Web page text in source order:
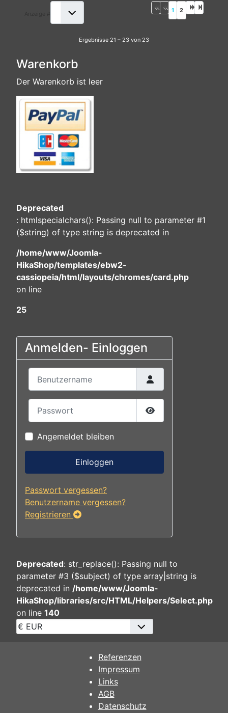
1 2
Ergebnisse 21 – 23 von 23
Warenkorb
Der Warenkorb ist leer
Deprecated
: htmlspecialchars(): Passing null to parameter #1
($string) of type string is deprecated in
/home/www/Joomla-
HikaShop/templates/ebw2-
cassiopeia/html/layouts/chromes/card.php
on line
25
Anmelden- Einloggen
Passwort anzeigen
Angemeldet bleiben
Einloggen
Passwort vergessen?
Benutzername vergessen?
Registrieren
Deprecated: str_replace(): Passing null to
parameter #3 ($subject) of type array|string is
deprecated in /home/www/Joomla-
HikaShop/libraries/src/HTML/Helpers/Select.php
on line 140
Referenzen
Impressum
Links
AGB
Datenschutz